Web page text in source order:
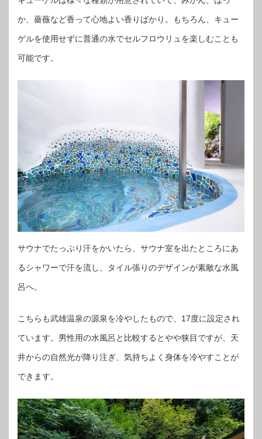
か、薔薇など香って心地よい香りばかり。もちろん、キュー
ゲルを使用せずに普通の水でセルフロウリュを楽しむことも
可能です。
サウナでたっぷり汗をかいたら、サウナ室を出たところにあ
るシャワーで汗を流し、タイル張りのデザインが素敵な水風
呂へ。
こちらも武雄温泉の源泉を冷やしたもので、17度に設定され
ています。男性用の水風呂と比較するとやや狭目ですが、天
井からの自然光が降り注ぎ、気持ちよく身体を冷やすことが
できます。